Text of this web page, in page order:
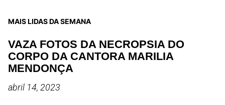
MAIS LIDAS DA SEMANA
VAZA FOTOS DA NECROPSIA DO
CORPO DA CANTORA MARILIA
MENDONÇA
abril 14, 2023